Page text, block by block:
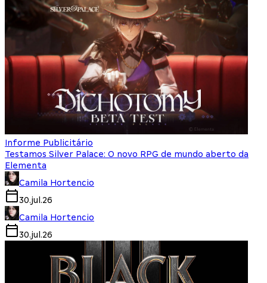
Informe Publicitário
Testamos Silver Palace: O novo RPG de mundo aberto da
Elementa
Camila Hortencio
30.jul.26
Camila Hortencio
30.jul.26